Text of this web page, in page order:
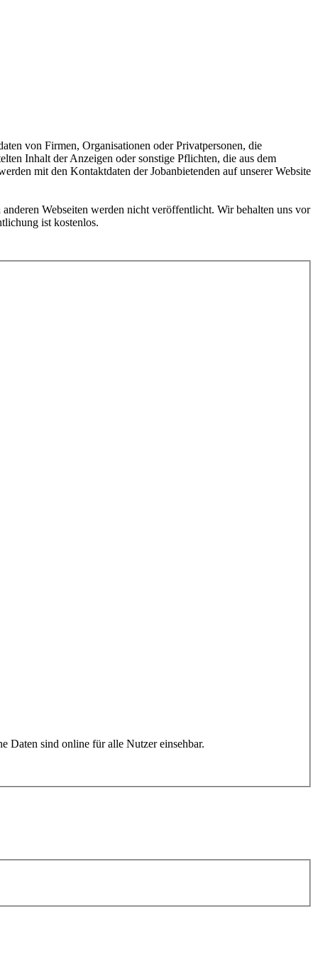
von Firmen, Organisationen oder Privatpersonen, die
Inhalt der Anzeigen oder sonstige Pflichten, die aus dem
mit den Kontaktdaten der Jobanbietenden auf unserer Website
Webseiten werden nicht veröffentlicht. Wir behalten uns vor
ist kostenlos.
: Die Jobbörse ist eine öffentliche Website auf www.studiwerk.de. Inserate sowie deren Inhalte und personenbezogene Daten sind online für alle Nutzer einsehbar.